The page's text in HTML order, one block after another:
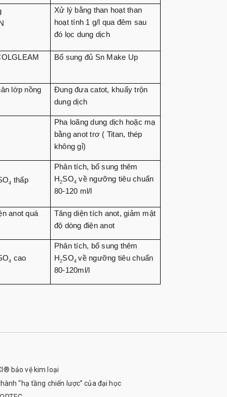
Xử lý bằng than hoạt than
hoạt tính 1 g/l qua đêm sau
đó lọc dung dịch
Bổ sung đủ Sn Make Up
lớp nồng
Đung đưa catot, khuấy trộn
dung dịch
Pha loãng dung dịch hoặc mạ
bằng anot trơ ( Titan, thép
không gỉ)
4 thấp
Phân tích, bổ sung thêm
H2SO4 về ngưỡng tiêu chuẩn
80-120 ml/l
anot quá
Tăng diện tích anot, giảm mật
độ dòng điện anot
4 cao
Phân tích, bổ sung thêm
H2SO4 về ngưỡng tiêu chuẩn
80-120ml/l
bảo vệ kim loại
“hạ tầng chiến lược” của đại học